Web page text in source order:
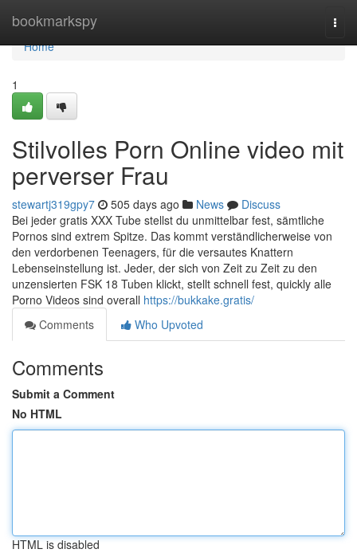
bookmarkspy
Home
Home
1
Stilvolles Porn Online video mit
perverser Frau
stewartj319gpy7 505 days ago News
Discuss
Bei jeder gratis XXX Tube stellst du unmittelbar fest, sämtliche
Pornos sind extrem Spitze. Das kommt verständlicherweise von
den verdorbenen Teenagers, für die versautes Knattern
Lebenseinstellung ist. Jeder, der sich von Zeit zu Zeit zu den
unzensierten FSK 18 Tuben klickt, stellt schnell fest, quickly alle
Porno Videos sind overall https://bukkake.gratis/
Comments
Who Upvoted
Comments
Submit a Comment
No HTML
HTML is disabled